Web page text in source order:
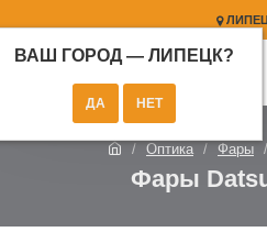
ВАШ ГОРОД — ЛИПЕЦК?
Оптика Фары
Фары